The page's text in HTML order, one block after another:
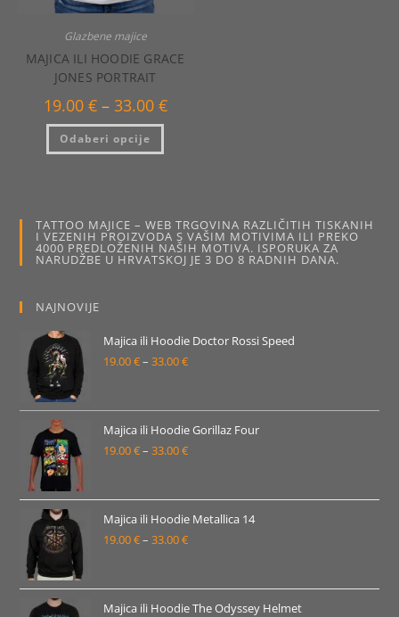
Glazbene majice
MAJICA ILI HOODIE GRACE
JONES PORTRAIT
19.00 € – 33.00 €Raspon
cijena:
Odaberi opcije
Ovaj
ima
odabrati
na
stranici
proizvoda
TATTOO MAJICE – WEB TRGOVINA RAZLIČITIH TISKANIH
I VEZENIH PROIZVODA S VAŠIM MOTIVIMA ILI PREKO
4000 PREDLOŽENIH NAŠIH MOTIVA. ISPORUKA ZA
NARUDŽBE U HRVATSKOJ JE 3 DO 8 RADNIH DANA.
NAJNOVIJE
Majica ili Hoodie Doctor Rossi Speed
19.00€– 33.00€Raspon
19.00 €
do
Majica ili Hoodie Gorillaz Four
19.00€– 33.00€Raspon
19.00 €
do
Majica ili Hoodie Metallica 14
19.00€– 33.00€Raspon
19.00 €
Majica ili Hoodie The Odyssey Helmet